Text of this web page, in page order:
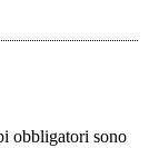
obbligatori sono